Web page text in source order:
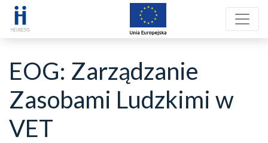
EOG: Zarządzanie
Zasobami Ludzkimi w
VET